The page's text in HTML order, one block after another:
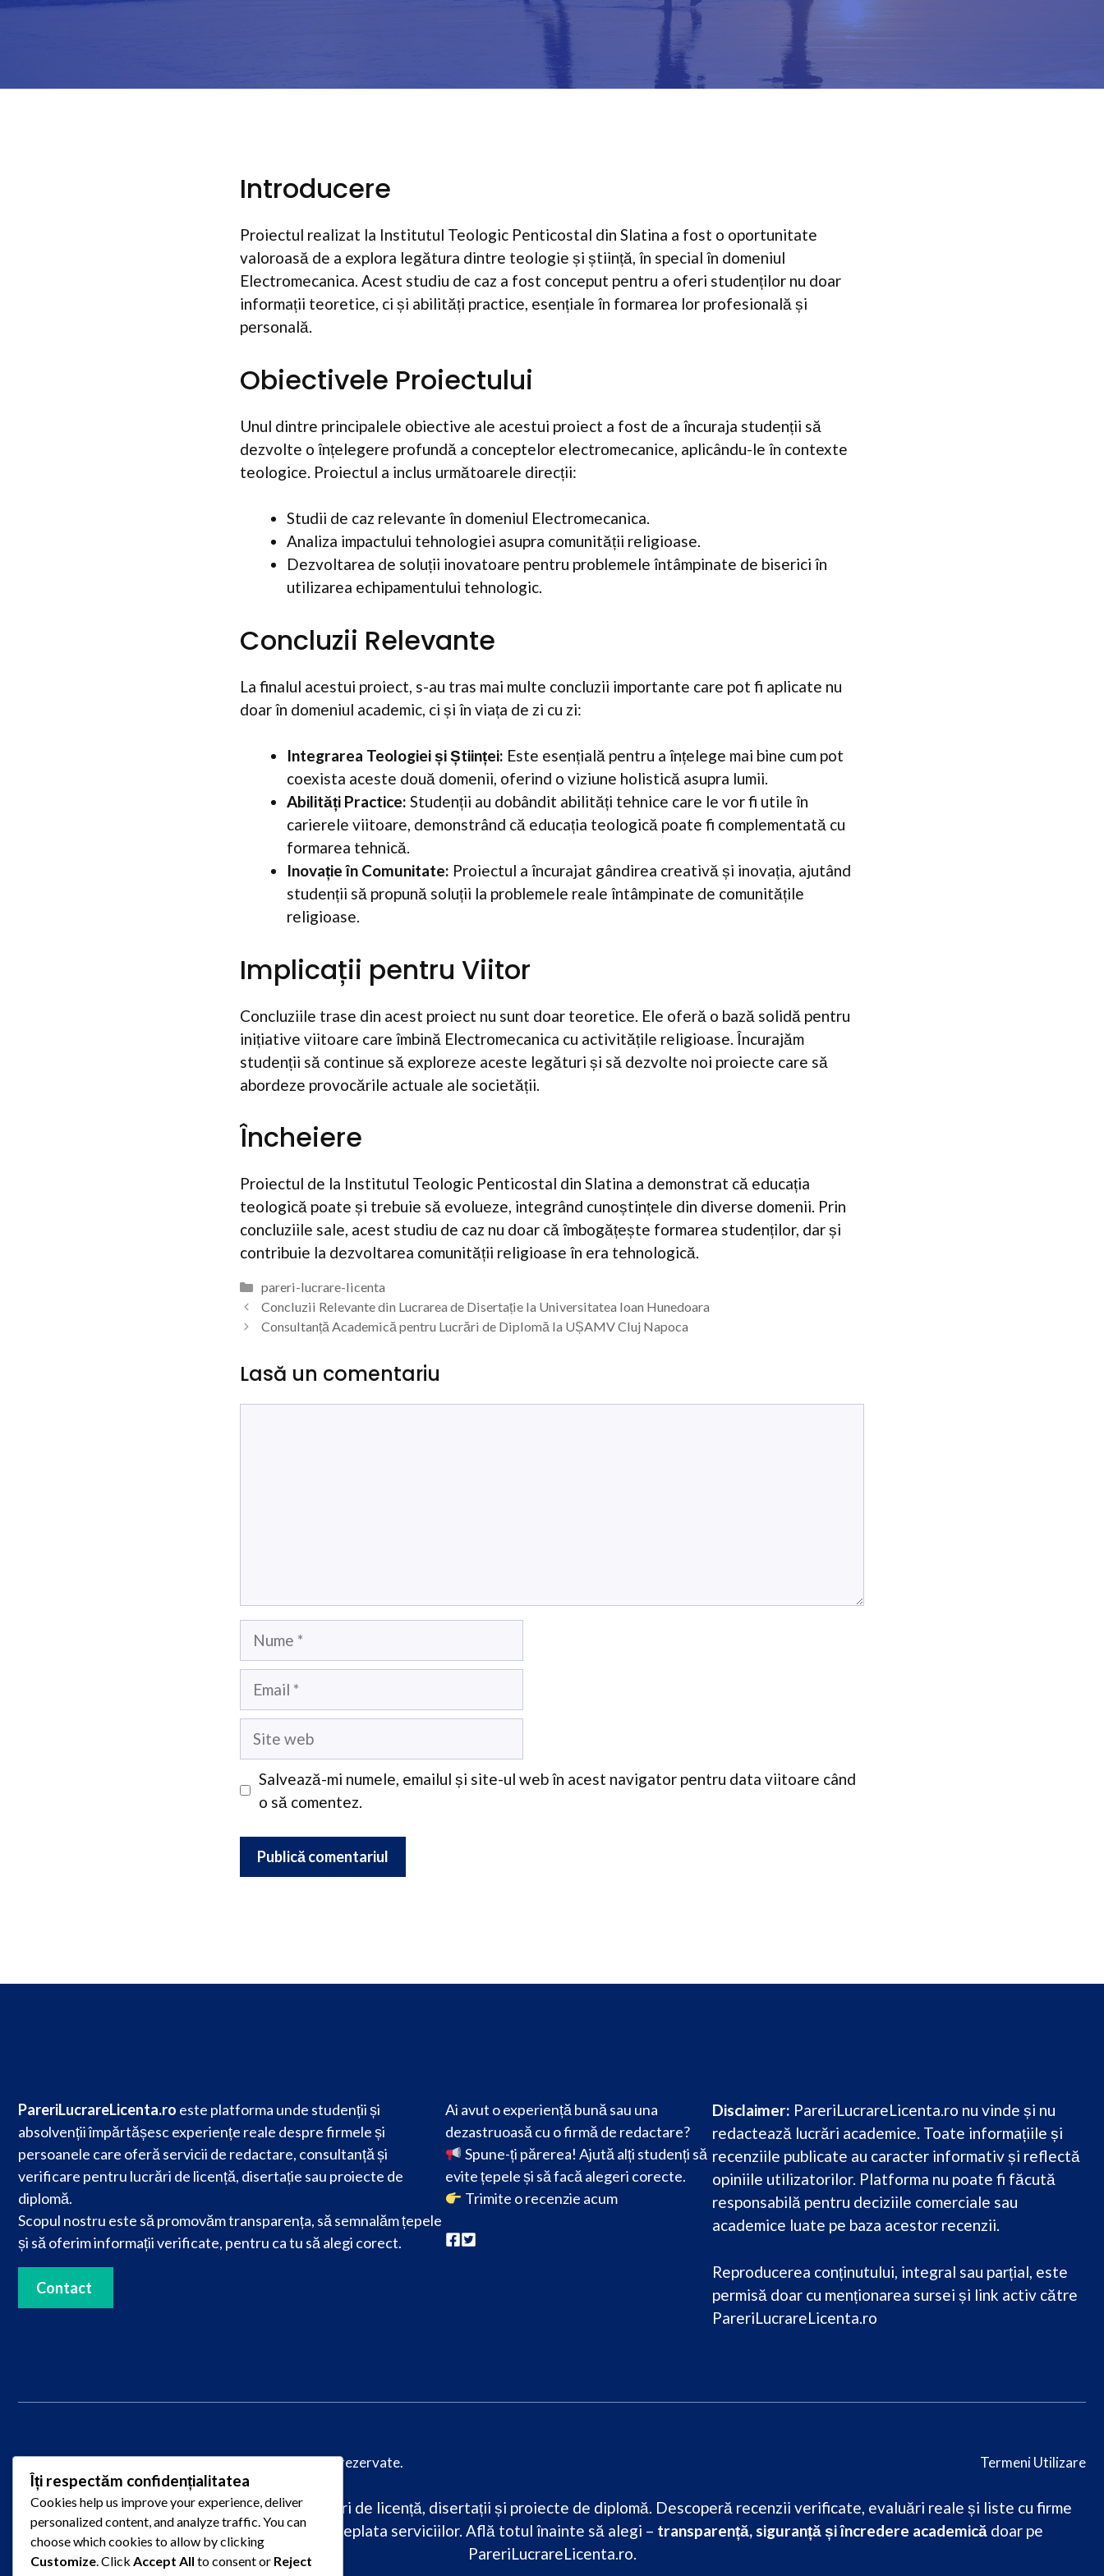
Introducere
Proiectul realizat la Institutul Teologic Penticostal din Slatina a fost o oportunitate
valoroasă de a explora legătura dintre teologie și știință, în special în domeniul
Electromecanica. Acest studiu de caz a fost conceput pentru a oferi studenților nu doar
informații teoretice, ci și abilități practice, esențiale în formarea lor profesională și
personală.
Obiectivele Proiectului
Unul dintre principalele obiective ale acestui proiect a fost de a încuraja studenții să
dezvolte o înțelegere profundă a conceptelor electromecanice, aplicându-le în contexte
teologice. Proiectul a inclus următoarele direcții:
Studii de caz relevante în domeniul Electromecanica.
Analiza impactului tehnologiei asupra comunității religioase.
Dezvoltarea de soluții inovatoare pentru problemele întâmpinate de biserici în
utilizarea echipamentului tehnologic.
Concluzii Relevante
La finalul acestui proiect, s-au tras mai multe concluzii importante care pot fi aplicate nu
doar în domeniul academic, ci și în viața de zi cu zi:
Integrarea Teologiei și Științei: Este esențială pentru a înțelege mai bine cum pot
coexista aceste două domenii, oferind o viziune holistică asupra lumii.
Abilități Practice: Studenții au dobândit abilități tehnice care le vor fi utile în
carierele viitoare, demonstrând că educația teologică poate fi complementată cu
formarea tehnică.
Inovație în Comunitate: Proiectul a încurajat gândirea creativă și inovația, ajutând
studenții să propună soluții la problemele reale întâmpinate de comunitățile
religioase.
Implicații pentru Viitor
Concluziile trase din acest proiect nu sunt doar teoretice. Ele oferă o bază solidă pentru
inițiative viitoare care îmbină Electromecanica cu activitățile religioase. Încurajăm
studenții să continue să exploreze aceste legături și să dezvolte noi proiecte care să
abordeze provocările actuale ale societății.
Încheiere
Proiectul de la Institutul Teologic Penticostal din Slatina a demonstrat că educația
teologică poate și trebuie să evolueze, integrând cunoștințele din diverse domenii. Prin
concluziile sale, acest studiu de caz nu doar că îmbogățește formarea studenților, dar și
contribuie la dezvoltarea comunității religioase în era tehnologică.
Categorii
pareri-lucrare-licenta
Concluzii Relevante din Lucrarea de Disertație la Universitatea Ioan Hunedoara
Consultanță Academică pentru Lucrări de Diplomă la UȘAMV Cluj Napoca
Lasă un comentariu
Nume
Email
Site
Salvează-mi numele, emailul și site-ul web în acest navigator pentru data viitoare când
o să comentez.
PareriLucrareLicenta.ro este platforma unde studenții și
absolvenții împărtășesc experiențe reale despre firmele și
persoanele care oferă servicii de redactare, consultanță și
verificare pentru lucrări de licență, disertație sau proiecte de
diplomă.
Scopul nostru este să promovăm transparența, să semnalăm țepele
și să oferim informații verificate, pentru ca tu să alegi corect.
Contact
Ai avut o experiență bună sau una
dezastruoasă cu o firmă de redactare?
Spune-ți părerea! Ajută alți studenți să
evite țepele și să facă alegeri corecte.
Trimite o recenzie acum
Disclaimer: PareriLucrareLicenta.ro nu vinde și nu
redactează lucrări academice. Toate informațiile și
recenziile publicate au caracter informativ și reflectă
opiniile utilizatorilor. Platforma nu poate fi făcută
responsabilă pentru deciziile comerciale sau
academice luate pe baza acestor recenzii.
Reproducerea conținutului, integral sau parțial, este
permisă doar cu menționarea sursei și link activ către
PareriLucrareLicenta.ro
© 2025PareriLucrareLicenta.ro– Toate drepturile rezervate. Termeni Utilizare
Caută păreri despre firme de redactare lucrări de licență, disertații și proiecte de diplomă. Descoperă recenzii verificate, evaluări reale și liste cu firme
raportate pentru plagiat, întârziere sau neplata serviciilor. Află totul înainte să alegi – transparență, siguranță și încredere academicădoar pe
PareriLucrareLicenta.ro.
Îți respectăm confidențialitatea
Cookies help us improve your experience, deliver
personalized content, and analyze traffic. You can
choose which cookies to allow by clicking
Customize. Click Accept All to consent or Reject